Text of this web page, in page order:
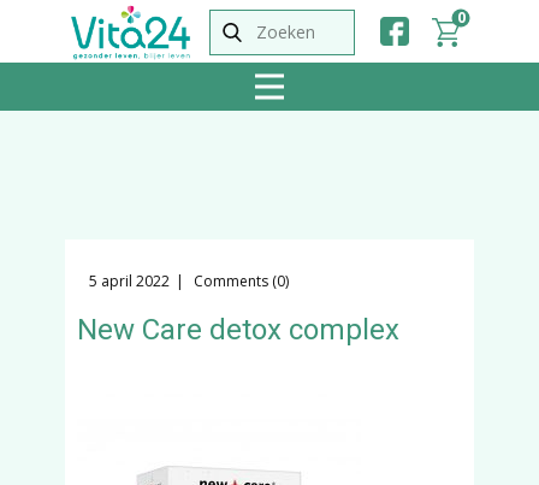
0
5 april 2022 Comments (0)
New Care detox complex